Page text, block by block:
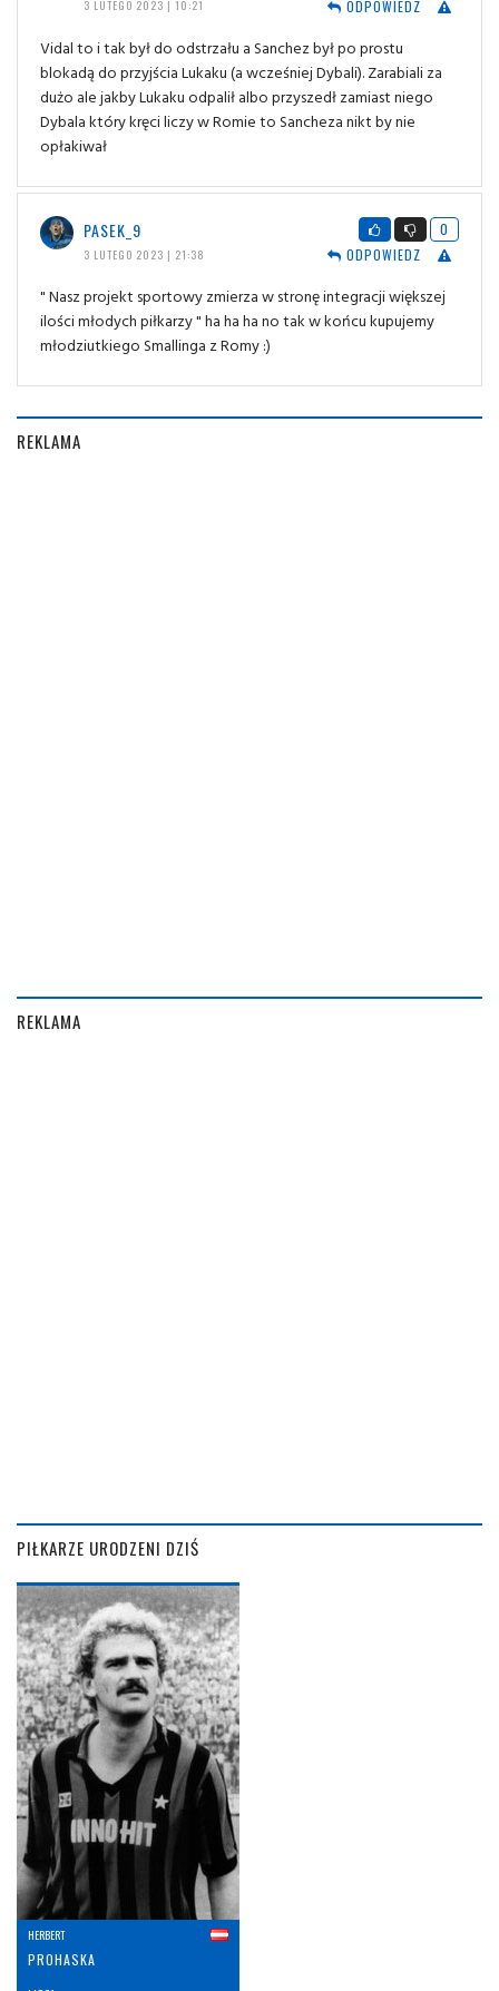
3 LUTEGO 2023 | 10:21 ODPOWIEDZ
Vidal to i tak był do odstrzału a Sanchez był po prostu
blokadą do przyjścia Lukaku (a wcześniej Dybali). Zarabiali za
dużo ale jakby Lukaku odpalił albo przyszedł zamiast niego
Dybala który kręci liczy w Romie to Sancheza nikt by nie
opłakiwał
PASEK_9
3 LUTEGO 2023 | 21:38
0
ODPOWIEDZ
" Nasz projekt sportowy zmierza w stronę integracji większej
ilości młodych piłkarzy " ha ha ha no tak w końcu kupujemy
młodziutkiego Smallinga z Romy :)
REKLAMA
REKLAMA
PIŁKARZE URODZENI DZIŚ
HERBERT
PROHASKA